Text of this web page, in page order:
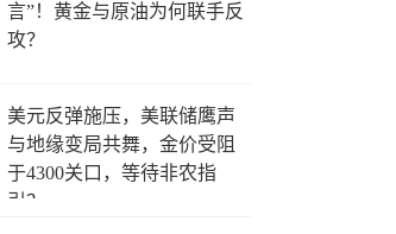
言”！黄金与原油为何联手反
攻？
美元反弹施压，美联储鹰声
与地缘变局共舞，金价受阻
于4300关口，等待非农指
引？